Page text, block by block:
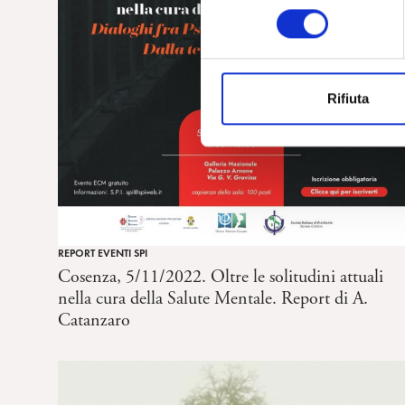
l
e
z
e
d
e
l
n
s
s
o
Rifiuta
REPORT EVENTI SPI
Cosenza, 5/11/2022. Oltre le solitudini attuali
nella cura della Salute Mentale. Report di A.
Catanzaro